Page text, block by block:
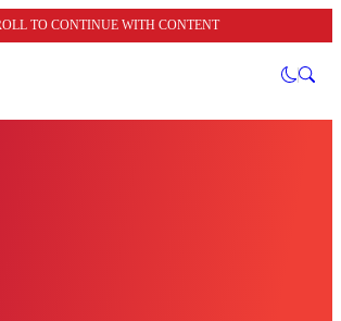
TO CONTINUE WITH CONTENT